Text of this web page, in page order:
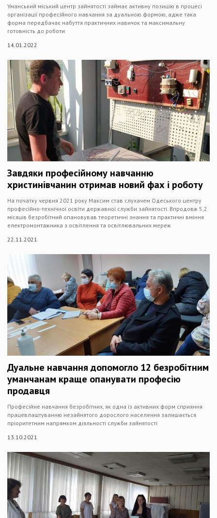
Уманський міський центр зайнятості займає активну позицію в процесі
організації професійного навчання за дуальною формою, адже така
форма передбачає набуття практичних навичок та максимальну
готовність до роботи
14.01.2022
Завдяки професійному навчанню
христинівчанин отримав новий фах і роботу
На початку червня 2021 року Максим став слухачем Одеського центру
професійно-технічної освіти державної служби зайнятості. Впродовж 5,2
місяців безробітний опановував теоретичні знання та практичні вміння
електромонтажника з освітлення та освітлювальних мереж
22.11.2021
Дуальне навчання допомогло 12 безробітним
уманчанам краще опанувати професію
продавця
Професійне навчання безробітних, як одна із активних форм сприяння
працевлаштуванню незайнятого дорослого населення залишається
пріоритетним напрямком діяльності служби зайнятості
13.10.2021